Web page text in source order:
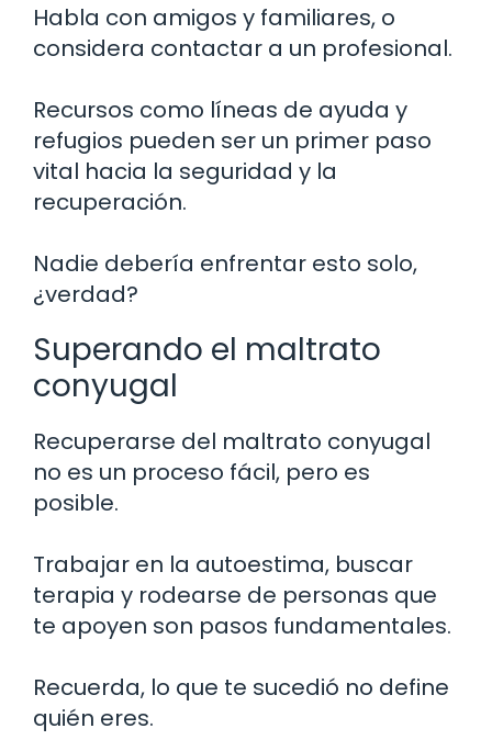
Habla con amigos y familiares, o
considera contactar a un profesional.
Recursos como líneas de ayuda y
refugios pueden ser un primer paso
vital hacia la seguridad y la
recuperación.
Nadie debería enfrentar esto solo,
¿verdad?
Superando el maltrato
conyugal
Recuperarse del maltrato conyugal
no es un proceso fácil, pero es
posible.
Trabajar en la autoestima, buscar
terapia y rodearse de personas que
te apoyen son pasos fundamentales.
Recuerda, lo que te sucedió no define
quién eres.